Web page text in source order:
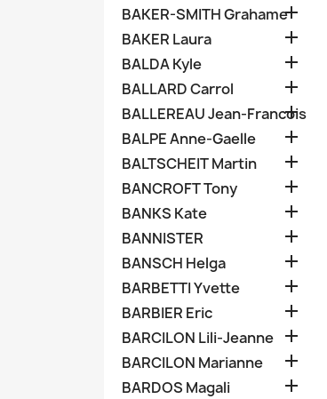
BAKER-SMITH Grahame
BAKER Laura 
BALDA Kyle 
BALLARD Carrol 
BALLEREAU Jean-Francois

BALPE Anne-Gaelle 
BALTSCHEIT Martin 
BANCROFT Tony 
BANKS Kate 
BANNISTER 
BANSCH Helga 
BARBETTI Yvette 
BARBIER Eric 
BARCILON Lili-Jeanne 
BARCILON Marianne 
BARDOS Magali 